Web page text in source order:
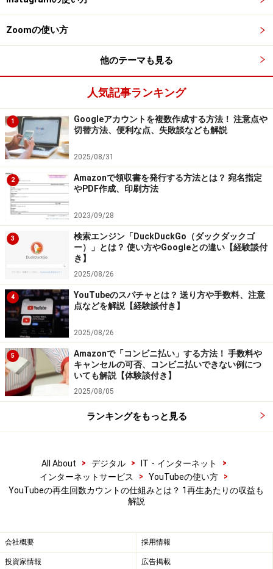
な再生をカウント対象から除外しています。つまり、一
瞬だけの再生は視聴と見なされず、再生回数にカウント
されないということです。不正利用を防ぐためにどのく
らいの再生時間で視聴と見なされるのかは公表されてい
このようにYouTubeは各視聴者が動画を正当に視聴した
場合のみ再生回数にカウントしています。再生回数は広
告収入につながるため、このような不正対策を取ってい
るということです。
YouTubeの再生回数を買うことはできるの
自分で再生回数を増やすのが難しいとすれば、次は再生
回数をお金で買う手段はあるのかという疑問が湧きま
す。
結論から言うと再生回数を買うことは可能です。ただ
し、これは違法行為です。ネット上を検索すると
YouTubeでの動画の再生回数やチャンネル登録者を増や
すサービスがいくつも存在することがわかります。再生
回数1000回で1000円、2000回で1500円……など、業者に
よって様々な値段設定をしています。
か？」と疑問に思えます。このようなサービスを利用す
る側としては、動画配信を始めたばかりでファンもチャ
ンネル登録者もいない時に再生回数を購入し、ブランド
ら面白いだろう」という視聴者の心理を突こうというも
のです。
Zoomの使い方
他のテーマも見る
人気記事ランキング
1
Googleアカウントを複数作成する方法！ 注意点や
切替方法、便利な点、失敗談なども解説
2025/08/31
2
Amazonで領収書を発行する方法とは？ 宛名指定
やPDF作成、印刷方法
2023/09/28
3
検索エンジン「DuckDuckGo（ダックダックゴ
ー）」とは？ 使い方やGoogleとの違い【経験談付
き】
2025/08/26
4
YouTubeのスパチャとは？ 送り方や手数料、注意
点などを解説【経験談付き】
2025/08/26
5
Amazonで「コンビニ払い」する方法！ 手数料や
キャンセルの可否、コンビニ払いできない例につ
いても解説【体験談付き】
2025/08/05
ランキングをもっと見る
All About > デジタル > IT・インターネット
>
インターネットサービス
> YouTubeの使い方
>
YouTubeの再生回数カウントの仕組みとは？ 1再生あたりの収益も
解説
会社概要 採用情報
投資家情報 広告掲載